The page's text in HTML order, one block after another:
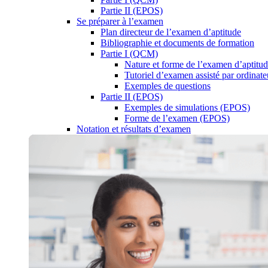
Partie II (EPOS)
Se préparer à l’examen
Plan directeur de l’examen d’aptitude
Bibliographie et documents de formation
Partie I (QCM)
Nature et forme de l’examen
Tutoriel d’examen assisté par
Exemples de questions
Partie II (EPOS)
Exemples de simulations (EPOS)
Forme de l’examen (EPOS)
Notation et résultats d’examen